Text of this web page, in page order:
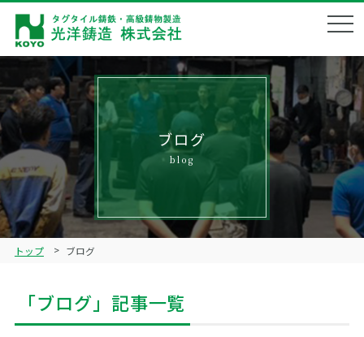
会社概要
Corporate profile
企業理念
Philosophy
製品ラインナップ
鋳造技術
Technical
ブログ
Blog
ブログ
blog
トップ ブログ
「ブログ」記事一覧